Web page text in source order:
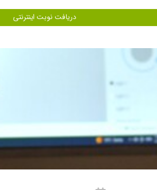
دریافت نوبت اینترنتی